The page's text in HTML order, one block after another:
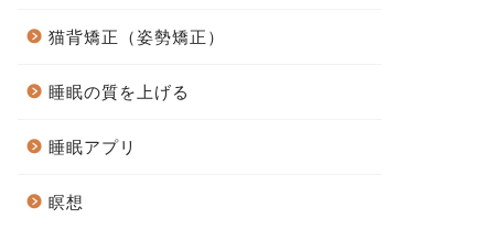
猫背矯正（姿勢矯正）
睡眠の質を上げる
睡眠アプリ
瞑想